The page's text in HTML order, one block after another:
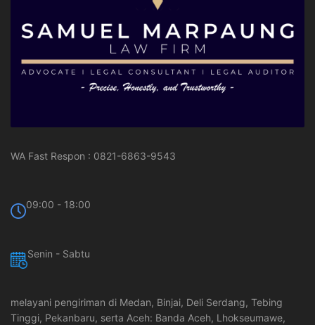
WA Fast Respon : 0821-6863-9543
09:00 - 18:00
Senin - Sabtu
melayani pengiriman di Medan, Binjai, Deli Serdang, Tebing
Tinggi, Pekanbaru, serta Aceh: Banda Aceh, Lhokseumawe,